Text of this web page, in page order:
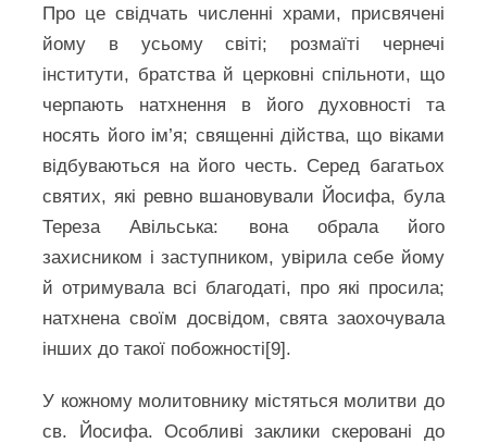
Про це свідчать численні храми, присвячені
йому в усьому світі; розмаїті чернечі
інститути, братства й церковні спільноти, що
черпають натхнення в його духовності та
носять його ім’я; священні дійства, що віками
відбуваються на його честь. Серед багатьох
святих, які ревно вшановували Йосифа, була
Тереза Авільська: вона обрала його
захисником і заступником, увірила себе йому
й отримувала всі благодаті, про які просила;
натхнена своїм досвідом, свята заохочувала
інших до такої побожності[9].
У кожному молитовнику містяться молитви до
св. Йосифа. Особливі заклики скеровані до